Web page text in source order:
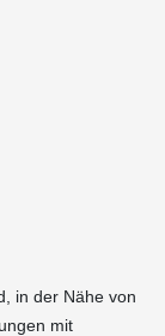
in der Nähe von
mit